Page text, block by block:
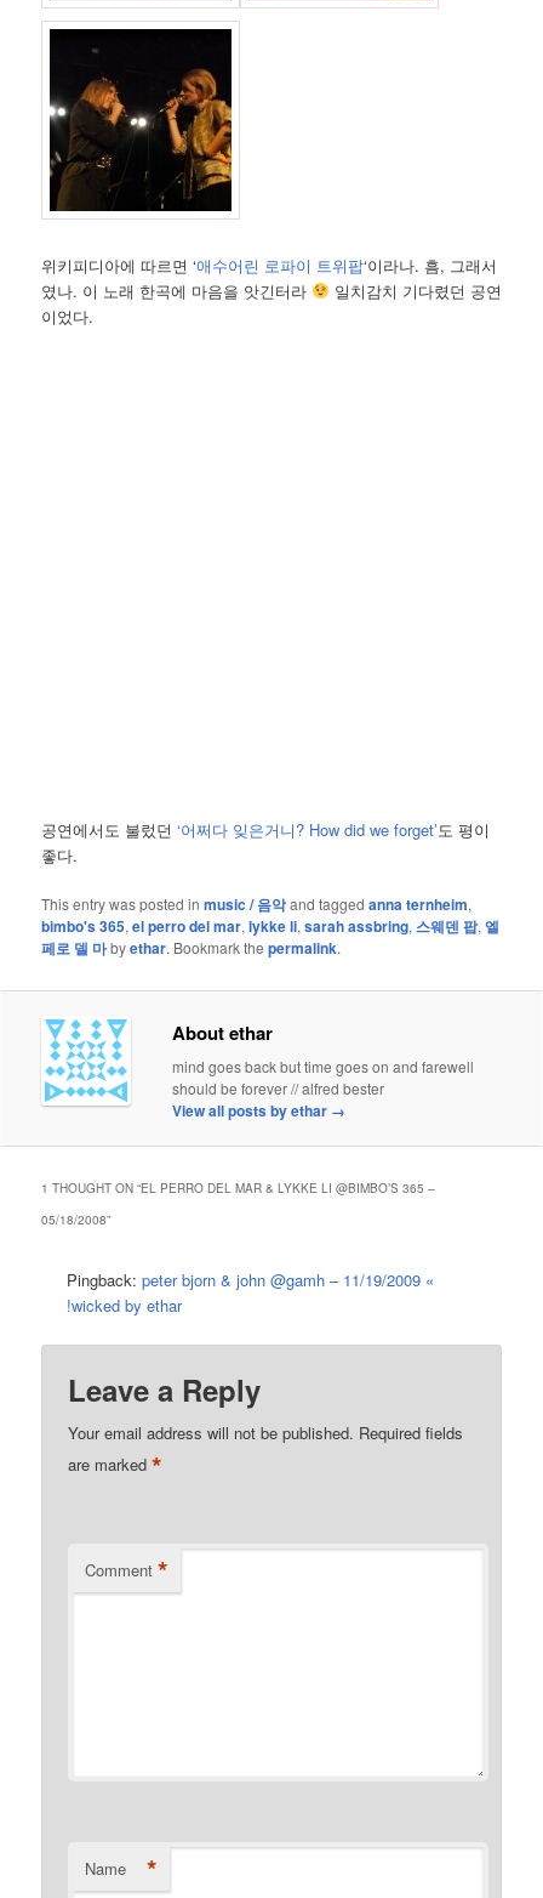
위키피디아에 따르면 ‘애수어린 로파이 트위팝‘이라나. 흠, 그래서
였나. 이 노래 한곡에 마음을 앗긴터라
일치감치 기다렸던 공연
이었다.
공연에서도 불렀던‘어쩌다 잊은거니? How did we forget’도 평이
좋다.
This entry was posted inmusic / 음악and taggedanna ternheim,
bimbo's 365,el perro del mar,lykke li,sarah assbring, 스웨덴 팝,엘
페로 델 마byethar. Bookmark thepermalink.
About ethar
mind goes back but time goes on and farewell
should be forever // alfred bester
View all posts by ethar →
1 THOUGHT ON “EL PERRO DEL MAR & LYKKE LI @BIMBO’S 365 –
05/18/2008”
Pingback:peter bjorn & john @gamh – 11/19/2009 «
!wicked by ethar
Leave a Reply
Your email address will not be published. Required fields
are marked*
Comment *
Name *